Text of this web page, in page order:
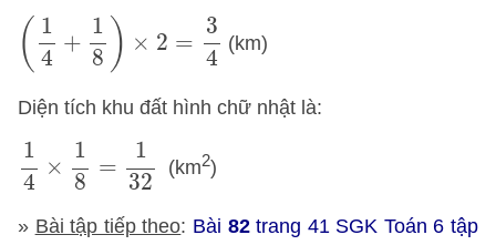
( 1
4
+
1
8 ) × 2 =
3
4
1 4 ) ×2
(km)
Diện tích khu đất hình chữ nhật là:
1
4
×
1
8
=
1
32
1 8 32
(km2)
» Bài tập tiếp theo: Bài 82trang 41 SGK Toán 6 tập